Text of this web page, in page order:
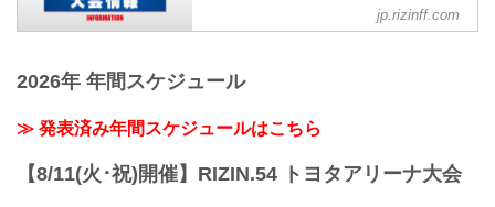
日時
定）/ 14:00開始（予定）
RIZIN FFオフィシャルサイトにてご案内
します。
jp.rizinff.com
2026年 年間スケジュール
≫ 発表済み年間スケジュールはこちら
【8/11(火･祝)開催】RIZIN.54 トヨタアリーナ大会